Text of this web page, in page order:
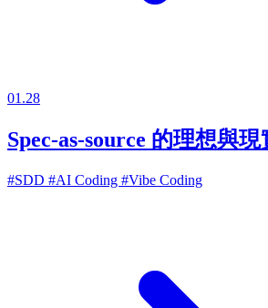
01.28
Spec-as-source 的理想與現
#SDD #AI Coding #Vibe Coding